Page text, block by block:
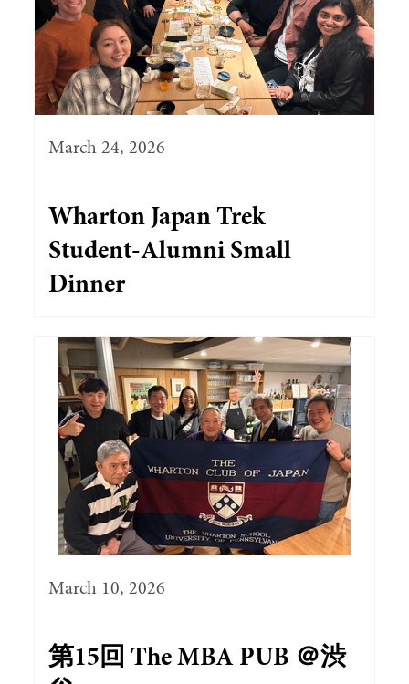
March 24, 2026
Wharton Japan Trek
Student-Alumni Small
Dinner
March 10, 2026
第15回 The MBA PUB ＠渋